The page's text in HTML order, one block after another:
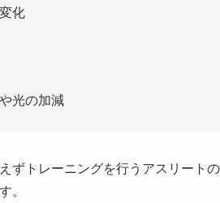
化
光の加減
ずトレーニングを行うアスリート
。